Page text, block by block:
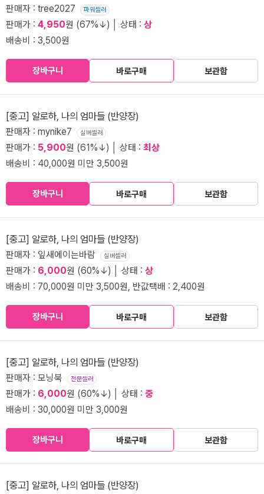
판매자 : tree2027 파워셀러
판매가 : 4,950원 (67%↓) │ 상태 : 상
배송비 : 3,500원
장바구니 바로구매 보관함
[중고] 알로하, 나의 엄마들 (반양장)
판매자 : mynike7 실버셀러
판매가 : 5,900원 (61%↓) │ 상태 : 최상
배송비 : 40,000원 미만 3,500원
장바구니 바로구매 보관함
[중고] 알로하, 나의 엄마들 (반양장)
판매자 : 잎새에이는바람 실버셀러
판매가 : 6,000원 (60%↓) │ 상태 : 상
배송비 : 70,000원 미만 3,500원, 반값택배 : 2,400원
장바구니 바로구매 보관함
[중고] 알로하, 나의 엄마들 (반양장)
판매자 : 모닝북 전문셀러
판매가 : 6,000원 (60%↓) │ 상태 : 중
배송비 : 30,000원 미만 3,000원
장바구니 바로구매 보관함
[중고] 알로하, 나의 엄마들 (반양장)